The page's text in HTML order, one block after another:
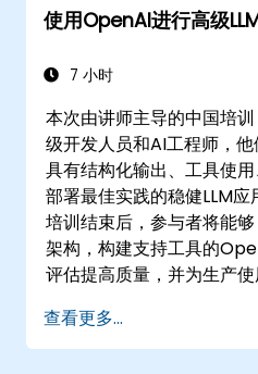
使用OpenAI进行高级
7 小时
本次由讲师主导的中国培
级开发人员和AI工程师，
具有结构化输出、工具使
部署最佳实践的稳健LLM应
培训结束后，参与者将能
架构，构建支持工具的
评估提高质量，并为生产使
查看更多...